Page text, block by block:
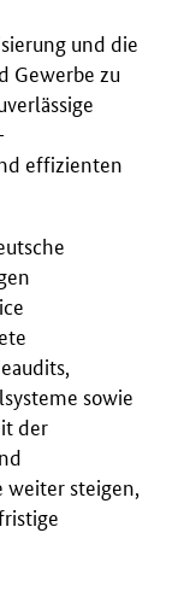
und die
Gewerbe zu
effizienten
sowie
der
weiter steigen,